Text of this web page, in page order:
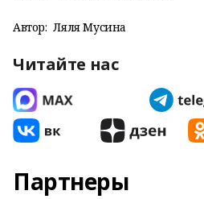
Автор: Ляля Мусина
Читайте нас
Партнеры